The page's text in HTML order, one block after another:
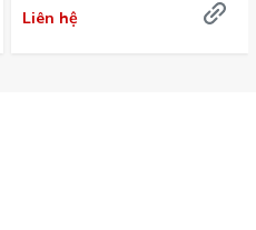
Liên hệ